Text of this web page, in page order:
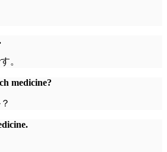
。
medicine?